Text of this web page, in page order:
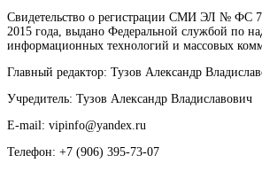
Свидетельство о регистрации СМИ ЭЛ № ФС
2015 года, выдано Федеральной службой по
информационных технологий и массовых
Главный редактор: Тузов Александр
Учредитель: Тузов Александр Владиславович
E-mail: vipinfo@yandex.ru
Телефон: +7 (906) 395-73-07